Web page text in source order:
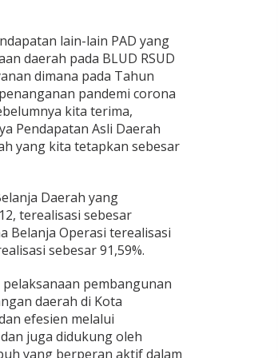
lain-lain PAD yang
daerah pada BLUD RSUD
dimana pada Tahun
pandemi corona
kita terima,
Pendapatan Asli Daerah
yang kita tetapkan sebesar
Daerah yang
terealisasi sebesar
Belanja Operasi terealisasi
sebesar 91,59%.
pembangunan
daerah di Kota
efesien melalui
juga didukung oleh
yang berperan aktif dalam